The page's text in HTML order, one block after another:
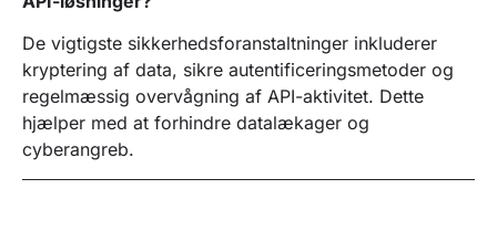
De vigtigste sikkerhedsforanstaltninger inkluderer
kryptering af data, sikre autentificeringsmetoder og
regelmæssig overvågning af API-aktivitet. Dette
hjælper med at forhindre datalækager og
cyberangreb.